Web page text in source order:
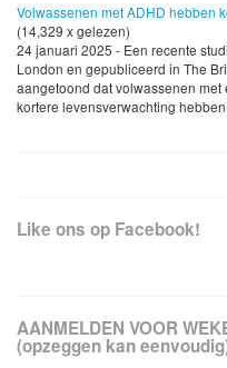
Volwassenen met ADHD hebben
(14,329 x gelezen)
24 januari 2025 - Een recente
London en gepubliceerd in The
aangetoond dat volwassenen
kortere levensverwachting hebben
Like ons op Facebook!
AANMELDEN VOOR
(opzeggen kan